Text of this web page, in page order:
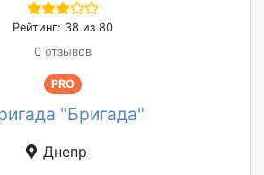
Рейтинг: 38 из 80
0 отзывов
PRO
"Бригада"
Днепр